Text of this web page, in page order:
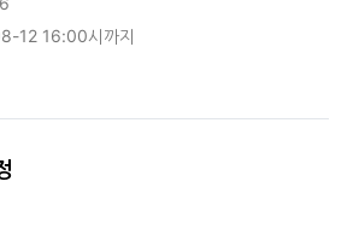
12 16:00시까지